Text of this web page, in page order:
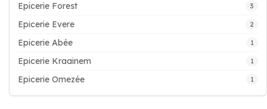
Epicerie Forest 3
Epicerie Evere 2
Epicerie Abée 1
Epicerie Kraainem 1
Epicerie Omezée 1